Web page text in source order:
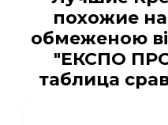
похожие
обмеженою
"ЕКСПО
таблица